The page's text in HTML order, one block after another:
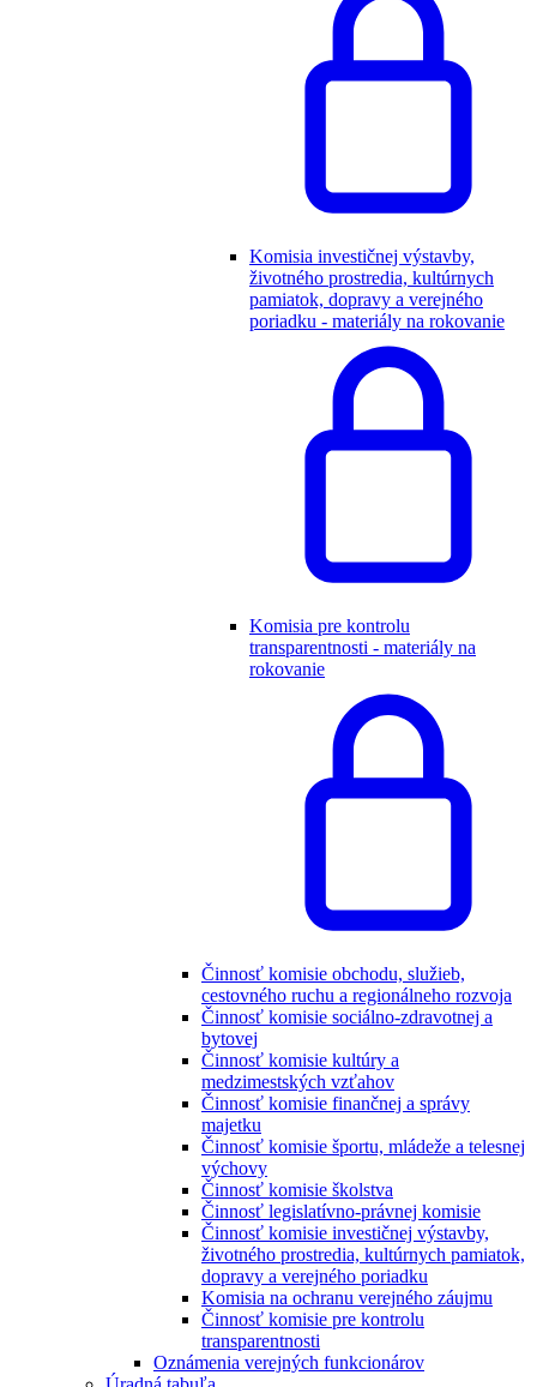
Komisia investičnej výstavby,
životného prostredia, kultúrnych
pamiatok, dopravy a verejného
poriadku - materiály na rokovanie
Komisia pre kontrolu
transparentnosti - materiály na
rokovanie
Činnosť komisie obchodu, služieb,
cestovného ruchu a regionálneho rozvoja
Činnosť komisie sociálno-zdravotnej a
bytovej
Činnosť komisie kultúry a
medzimestských vzťahov
Činnosť komisie finančnej a správy
majetku
Činnosť komisie športu, mládeže a telesnej
výchovy
Činnosť komisie školstva
Činnosť legislatívno-právnej komisie
Činnosť komisie investičnej výstavby,
životného prostredia, kultúrnych pamiatok,
dopravy a verejného poriadku
Komisia na ochranu verejného záujmu
Činnosť komisie pre kontrolu
transparentnosti
Oznámenia verejných funkcionárov